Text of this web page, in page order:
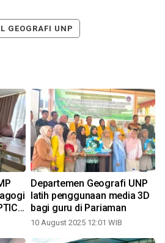
GEOGRAFI UNP
Departemen Geografi UNP
latih penggunaan media 3D
bagi guru di Pariaman
10 August 2025 12:01 WIB